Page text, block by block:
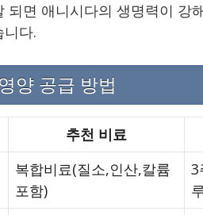
되면 애니시다의 생명력이 강
니다.
양 공급 방법
추천 비료
복합비료(질소,인산,칼륨
포함)
3